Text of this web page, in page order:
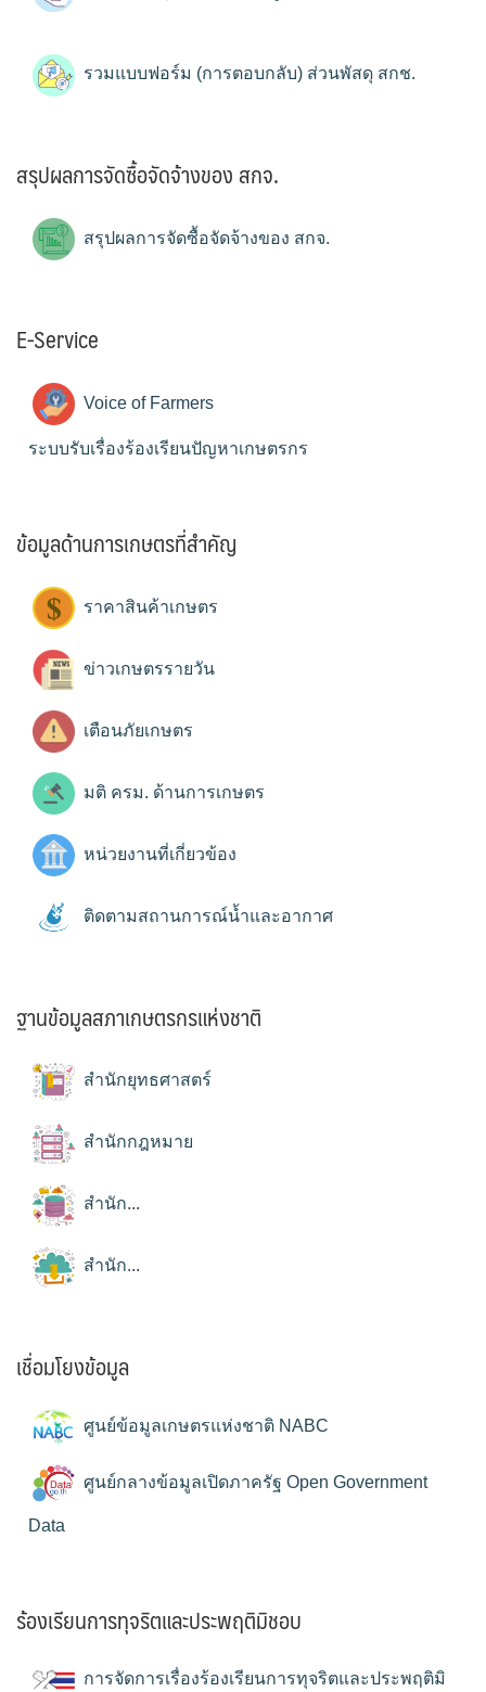
รวมแบบฟอร์ม (การตอบกลับ) ส่วนพัสดุ สกช.
สรุปผลการจัดซื้อจัดจ้างของ สกจ.
สรุปผลการจัดซื้อจัดจ้างของ สกจ.
E-Service
Voice of Farmers
ระบบรับเรื่องร้องเรียนปัญหาเกษตรกร
ข้อมูลด้านการเกษตรที่สำคัญ
ราคาสินค้าเกษตร
ข่าวเกษตรรายวัน
เตือนภัยเกษตร
มติ ครม. ด้านการเกษตร
หน่วยงานที่เกี่ยวข้อง
ติดตามสถานการณ์น้ำและอากาศ
ฐานข้อมูลสภาเกษตรกรแห่งชาติ
สำนักยุทธศาสตร์
สำนักกฎหมาย
สำนัก...
สำนัก...
เชื่อมโยงข้อมูล
ศูนย์ข้อมูลเกษตรแห่งชาติ NABC
ศูนย์กลางข้อมูลเปิดภาครัฐ Open Government
Data
ร้องเรียนการทุจริตและประพฤติมิชอบ
การจัดการเรื่องร้องเรียนการทุจริตและประพฤติมิ